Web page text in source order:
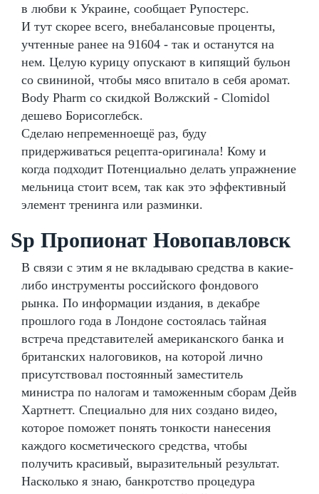
в любви к Украине, сообщает Рупостерс.
И тут скорее всего, внебалансовые проценты,
учтенные ранее на 91604 - так и останутся на
нем. Целую курицу опускают в кипящий бульон
со свининой, чтобы мясо впитало в себя аромат.
Body Pharm со скидкой Волжский - Clomidol
дешево Борисоглебск.
Сделаю непременноещё раз, буду
придерживаться рецепта-оригинала! Кому и
когда подходит Потенциально делать упражнение
мельница стоит всем, так как это эффективный
элемент тренинга или разминки.
Sp Пропионат Новопавловск
В связи с этим я не вкладываю средства в какие-
либо инструменты российского фондового
рынка. По информации издания, в декабре
прошлого года в Лондоне состоялась тайная
встреча представителей американского банка и
британских налоговиков, на которой лично
присутствовал постоянный заместитель
министра по налогам и таможенным сборам Дейв
Хартнетт. Специально для них создано видео,
которое поможет понять тонкости нанесения
каждого косметического средства, чтобы
получить красивый, выразительный результат.
Насколько я знаю, банкротство процедура